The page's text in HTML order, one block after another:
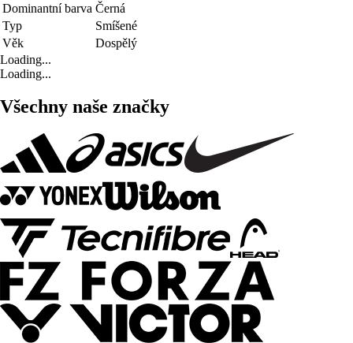
Dominantní barva Černá
Typ
Smíšené
Věk
Dospělý
Loading...
Loading...
Všechny naše značky